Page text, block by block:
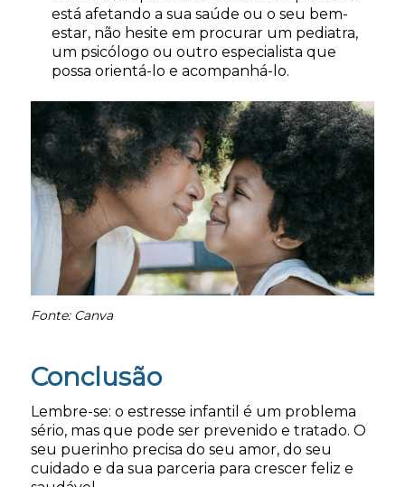
está afetando a sua saúde ou o seu bem-
estar, não hesite em procurar um pediatra,
um psicólogo ou outro especialista que
possa orientá-lo e acompanhá-lo.
Fonte: Canva
Conclusão
Lembre-se: o estresse infantil é um problema
sério, mas que pode ser prevenido e tratado. O
seu puerinho precisa do seu amor, do seu
cuidado e da sua parceria para crescer feliz e